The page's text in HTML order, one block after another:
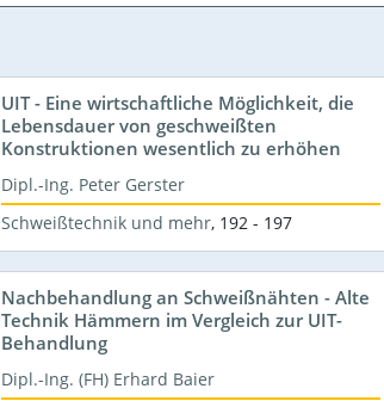
UIT - Eine wirtschaftliche Möglichkeit, die
Lebensdauer von geschweißten
Konstruktionen wesentlich zu erhöhen
Dipl.-Ing. Peter Gerster
Schweißtechnik und mehr, 192 - 197
Nachbehandlung an Schweißnähten - Alte
Technik Hämmern im Vergleich zur UIT-
Behandlung
Dipl.-Ing. (FH) Erhard Baier